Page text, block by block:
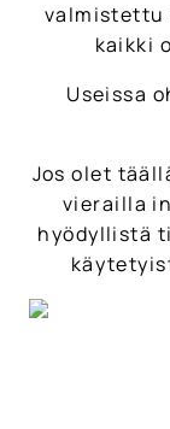
valmistettu
kaikki
Useissa
Jos olet
vierailla
hyödyllistä